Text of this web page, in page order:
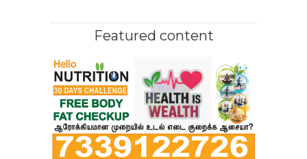
Featured content